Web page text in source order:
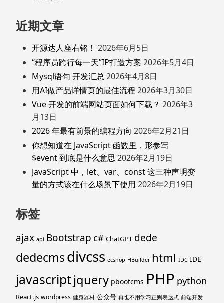
近期文章
开源达人座右铭！ 2026年6月5日
“程序员跨行每一天”IP打造方案 2026年5月4日
Mysql语句 开发汇总 2026年4月8日
用AI做产品详情页的最佳流程 2026年3月30日
Vue 开发的前端网站页面如何下载？ 2026年3
月13日
2026 年最有前景的编程方向 2026年2月21日
你想知道在 JavaScript 函数里，形参写
$event 到底是什么意思 2026年2月19日
JavaScript 中，let、var、const 这三种声明变
量的方式该在什么场景下使用 2026年2月19日
标签
ajax api Bootstrap c# ChatGPT dede
dedecmsdivcss ecshop HBuilder html IDC IDE
javascriptjquery pbootcms PHP python
React.js wordpress 健身器材 公众号 再也不用学习正则表达式 前端开发